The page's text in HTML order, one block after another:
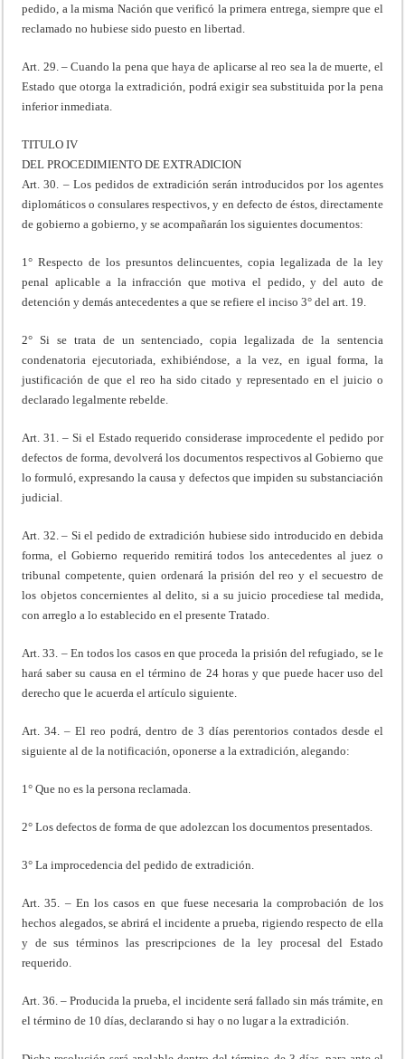
pedido, a la misma Nación que verificó la primera entrega, siempre que el
reclamado no hubiese sido puesto en libertad.
Art. 29. – Cuando la pena que haya de aplicarse al reo sea la de muerte, el
Estado que otorga la extradición, podrá exigir sea substituida por la pena
inferior inmediata.
TITULO IV
DEL PROCEDIMIENTO DE EXTRADICION
Art. 30. – Los pedidos de extradición serán introducidos por los agentes
diplomáticos o consulares respectivos, y en defecto de éstos, directamente
de gobierno a gobierno, y se acompañarán los siguientes documentos:
1° Respecto de los presuntos delincuentes, copia legalizada de la ley
penal aplicable a la infracción que motiva el pedido, y del auto de
detención y demás antecedentes a que se refiere el inciso 3° del art. 19.
2° Si se trata de un sentenciado, copia legalizada de la sentencia
condenatoria ejecutoriada, exhibiéndose, a la vez, en igual forma, la
justificación de que el reo ha sido citado y representado en el juicio o
declarado legalmente rebelde.
Art. 31. – Si el Estado requerido considerase improcedente el pedido por
defectos de forma, devolverá los documentos respectivos al Gobierno que
lo formuló, expresando la causa y defectos que impiden su substanciación
judicial.
Art. 32. – Si el pedido de extradición hubiese sido introducido en debida
forma, el Gobierno requerido remitirá todos los antecedentes al juez o
tribunal competente, quien ordenará la prisión del reo y el secuestro de
los objetos concernientes al delito, si a su juicio procediese tal medida,
con arreglo a lo establecido en el presente Tratado.
Art. 33. – En todos los casos en que proceda la prisión del refugiado, se le
hará saber su causa en el término de 24 horas y que puede hacer uso del
derecho que le acuerda el artículo siguiente.
Art. 34. – El reo podrá, dentro de 3 días perentorios contados desde el
siguiente al de la notificación, oponerse a la extradición, alegando:
1° Que no es la persona reclamada.
2° Los defectos de forma de que adolezcan los documentos presentados.
3° La improcedencia del pedido de extradición.
Art. 35. – En los casos en que fuese necesaria la comprobación de los
hechos alegados, se abrirá el incidente a prueba, rigiendo respecto de ella
y de sus términos las prescripciones de la ley procesal del Estado
requerido.
Art. 36. – Producida la prueba, el incidente será fallado sin más trámite, en
el término de 10 días, declarando si hay o no lugar a la extradición.